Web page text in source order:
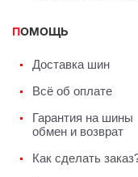
ПОМОЩЬ
Доставка шин
Всё об оплате
Гарантия на шины
обмен и возврат
Как сделать